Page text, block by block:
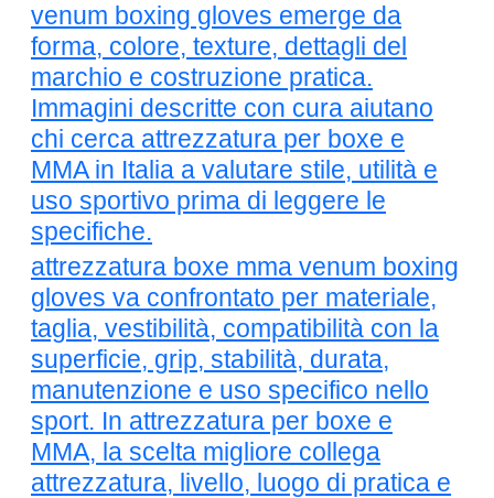
venum boxing gloves emerge da
forma, colore, texture, dettagli del
marchio e costruzione pratica.
Immagini descritte con cura aiutano
chi cerca attrezzatura per boxe e
MMA in Italia a valutare stile, utilità e
uso sportivo prima di leggere le
specifiche.
attrezzatura boxe mma venum boxing
gloves va confrontato per materiale,
taglia, vestibilità, compatibilità con la
superficie, grip, stabilità, durata,
manutenzione e uso specifico nello
sport. In attrezzatura per boxe e
MMA, la scelta migliore collega
attrezzatura, livello, luogo di pratica e